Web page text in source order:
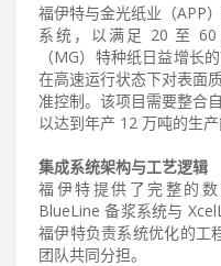
福伊特与金光纸业（APP
系统，以满足 20 至
（MG）特种纸日益增长
在高速运行状态下对表面
准控制。该项目需要整合
以达到年产 12 万吨的生产
集成系统架构与工艺逻辑
福伊特提供了完整的
BlueLine 备浆系统与
福伊特负责系统优化的工
团队共同分担。